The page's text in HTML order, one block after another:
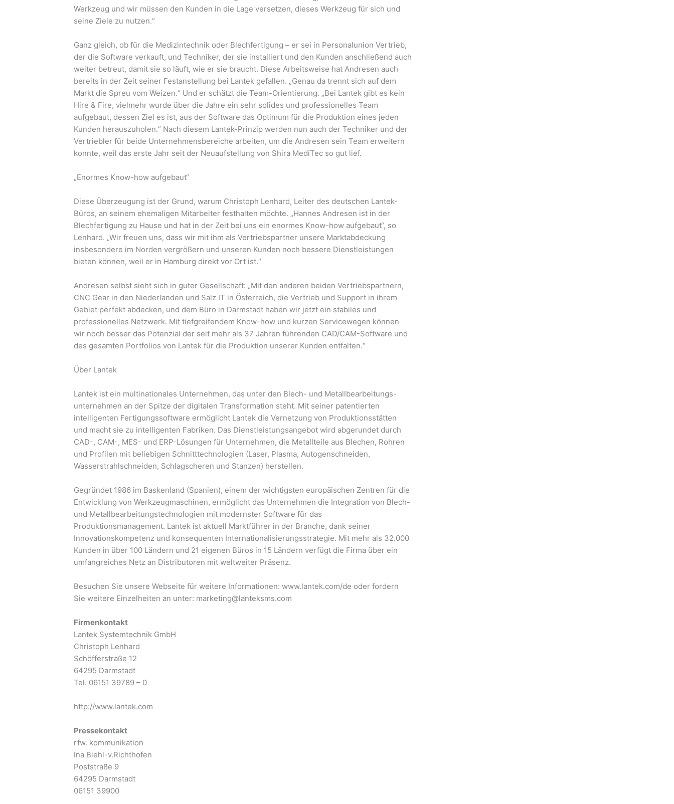
Werkzeug und wir müssen den Kunden in die Lage versetzen, dieses Werkzeug für sich und
seine Ziele zu nutzen.“
Ganz gleich, ob für die Medizintechnik oder Blechfertigung – er sei in Personalunion Vertrieb,
der die Software verkauft, und Techniker, der sie installiert und den Kunden anschließend auch
weiter betreut, damit sie so läuft, wie er sie braucht. Diese Arbeitsweise hat Andresen auch
bereits in der Zeit seiner Festanstellung bei Lantek gefallen. „Genau da trennt sich auf dem
Markt die Spreu vom Weizen.“ Und er schätzt die Team-Orientierung. „Bei Lantek gibt es kein
Hire & Fire, vielmehr wurde über die Jahre ein sehr solides und professionelles Team
aufgebaut, dessen Ziel es ist, aus der Software das Optimum für die Produktion eines jeden
Kunden herauszuholen.“ Nach diesem Lantek-Prinzip werden nun auch der Techniker und der
Vertriebler für beide Unternehmensbereiche arbeiten, um die Andresen sein Team erweitern
konnte, weil das erste Jahr seit der Neuaufstellung von Shira MediTec so gut lief.
„Enormes Know-how aufgebaut“
Diese Überzeugung ist der Grund, warum Christoph Lenhard, Leiter des deutschen Lantek-
Büros, an seinem ehemaligen Mitarbeiter festhalten möchte. „Hannes Andresen ist in der
Blechfertigung zu Hause und hat in der Zeit bei uns ein enormes Know-how aufgebaut“, so
Lenhard. „Wir freuen uns, dass wir mit ihm als Vertriebspartner unsere Marktabdeckung
insbesondere im Norden vergrößern und unseren Kunden noch bessere Dienstleistungen
bieten können, weil er in Hamburg direkt vor Ort ist.“
Andresen selbst sieht sich in guter Gesellschaft: „Mit den anderen beiden Vertriebspartnern,
CNC Gear in den Niederlanden und Salz IT in Österreich, die Vertrieb und Support in ihrem
Gebiet perfekt abdecken, und dem Büro in Darmstadt haben wir jetzt ein stabiles und
professionelles Netzwerk. Mit tiefgreifendem Know-how und kurzen Servicewegen können
wir noch besser das Potenzial der seit mehr als 37 Jahren führenden CAD/CAM-Software und
des gesamten Portfolios von Lantek für die Produktion unserer Kunden entfalten.“
Über Lantek
Lantek ist ein multinationales Unternehmen, das unter den Blech- und Metallbearbeitungs-
unternehmen an der Spitze der digitalen Transformation steht. Mit seiner patentierten
intelligenten Fertigungssoftware ermöglicht Lantek die Vernetzung von Produktionsstätten
und macht sie zu intelligenten Fabriken. Das Dienstleistungsangebot wird abgerundet durch
CAD-, CAM-, MES- und ERP-Lösungen für Unternehmen, die Metallteile aus Blechen, Rohren
und Profilen mit beliebigen Schnitttechnologien (Laser, Plasma, Autogenschneiden,
Wasserstrahlschneiden, Schlagscheren und Stanzen) herstellen.
Gegründet 1986 im Baskenland (Spanien), einem der wichtigsten europäischen Zentren für die
Entwicklung von Werkzeugmaschinen, ermöglicht das Unternehmen die Integration von Blech-
und Metallbearbeitungstechnologien mit modernster Software für das
Produktionsmanagement. Lantek ist aktuell Marktführer in der Branche, dank seiner
Innovationskompetenz und konsequenten Internationalisierungsstrategie. Mit mehr als 32.000
Kunden in über 100 Ländern und 21 eigenen Büros in 15 Ländern verfügt die Firma über ein
umfangreiches Netz an Distributoren mit weltweiter Präsenz.
Besuchen Sie unsere Webseite für weitere Informationen: www.lantek.com/de oder fordern
Sie weitere Einzelheiten an unter: marketing@lanteksms.com
Firmenkontakt
Lantek Systemtechnik GmbH
Christoph Lenhard
Schöfferstraße 12
64295 Darmstadt
Tel. 06151 39789 – 0
http://www.lantek.com
Pressekontakt
rfw. kommunikation
Ina Biehl-v.Richthofen
Poststraße 9
64295 Darmstadt
06151 39900